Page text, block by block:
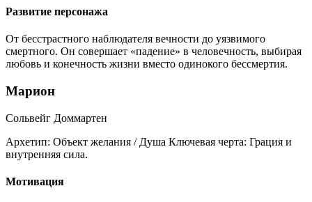
Развитие персонажа
От бесстрастного наблюдателя вечности до уязвимого
смертного. Он совершает «падение» в человечность, выбирая
любовь и конечность жизни вместо одинокого бессмертия.
Марион
Сольвейг Доммартен
Архетип: Объект желания / Душа Ключевая черта: Грация и
внутренняя сила.
Мотивация